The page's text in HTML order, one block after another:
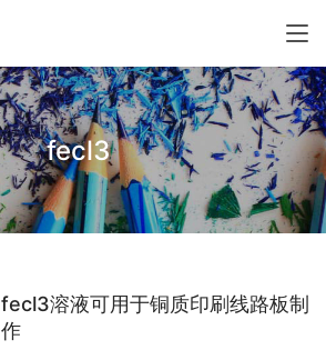
fecl3
fecl3溶液可用于铜质印刷线路板制
作